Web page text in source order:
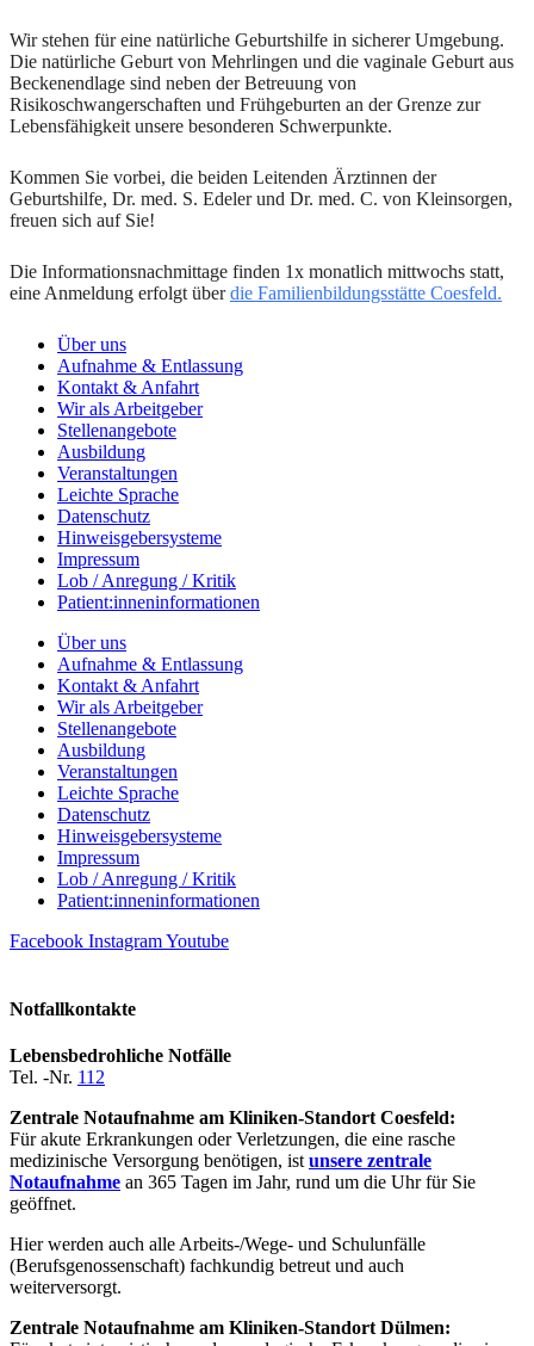
Wir stehen für eine natürliche Geburtshilfe in sicherer Umgebung.
Die natürliche Geburt von Mehrlingen und die vaginale Geburt aus
Beckenendlage sind neben der Betreuung von
Risikoschwangerschaften und Frühgeburten an der Grenze zur
Lebensfähigkeit unsere besonderen Schwerpunkte.
Kommen Sie vorbei, die beiden Leitenden Ärztinnen der
Geburtshilfe, Dr. med. S. Edeler und Dr. med. C. von Kleinsorgen,
freuen sich auf Sie!
Die Informationsnachmittage finden 1x monatlich mittwochs statt,
eine Anmeldung erfolgt überdie Familienbildungsstätte Coesfeld.
Über uns
Aufnahme & Entlassung
Kontakt & Anfahrt
Wir als Arbeitgeber
Stellenangebote
Ausbildung
Veranstaltungen
Leichte Sprache
Datenschutz
Hinweisgebersysteme
Impressum
Lob / Anregung / Kritik
Patient:inneninformationen
Über uns
Aufnahme & Entlassung
Kontakt & Anfahrt
Wir als Arbeitgeber
Stellenangebote
Ausbildung
Veranstaltungen
Leichte Sprache
Datenschutz
Hinweisgebersysteme
Impressum
Lob / Anregung / Kritik
Patient:inneninformationen
Facebook InstagramYoutube
Notfallkontakte
Lebensbedrohliche Notfälle
Tel. -Nr. 112
Zentrale Notaufnahme am Kliniken-Standort Coesfeld:
Für akute Erkrankungen oder Verletzungen, die eine rasche
medizinische Versorgung benötigen, ist unsere zentrale
Notaufnahme an 365 Tagen im Jahr, rund um die Uhr für Sie
geöffnet.
Hier werden auch alle Arbeits-/Wege- und Schulunfälle
(Berufsgenossenschaft) fachkundig betreut und auch
weiterversorgt.
Zentrale Notaufnahme am Kliniken-Standort Dülmen: